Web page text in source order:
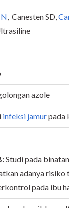
, Canesten SD,
azole
infeksi jamurpada
Studi pada
adanya risiko
pada ibu